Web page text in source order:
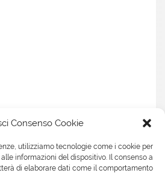
Consenso Cookie
utilizziamo tecnologie come i cookie per
informazioni del dispositivo. Il consenso a
di elaborare dati come il comportamento